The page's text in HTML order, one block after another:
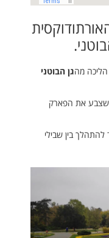
האורתודוקסית
גן הבוטני
שצבע את הפארק
בין שבילי